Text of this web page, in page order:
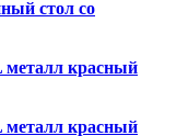
стол со